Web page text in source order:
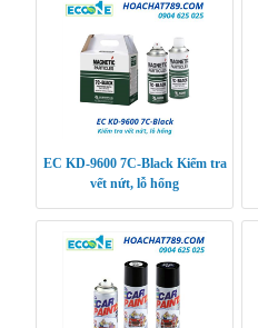
EC KD-9600 7C-Black Kiểm tra
vết nứt, lỗ hổng